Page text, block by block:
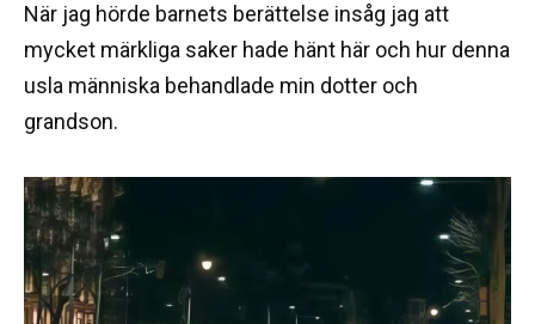
När jag hörde barnets berättelse insåg jag att
mycket märkliga saker hade hänt här och hur denna
usla människa behandlade min dotter och
grandson.